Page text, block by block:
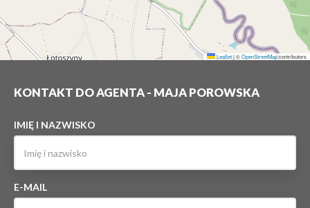
Leaflet|©OpenStreetMapcontributors
KONTAKT DO AGENTA - MAJA POROWSKA
IMIĘ I NAZWISKO
E-MAIL